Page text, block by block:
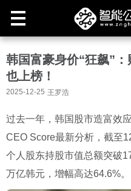
韩国富豪身价“狂飙”
也上榜！
2025-12-25 王罗浩
过去一年，韩国股市造富效
CEO Score最新分析，截至
个人股东持股市值总额突破
万亿韩元，增幅高达64.6%。